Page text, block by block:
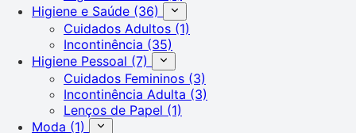
Higiene e Saúde (36)
Cuidados Adultos (1)
Incontinência (35)
Higiene Pessoal (7)
Cuidados Femininos (3)
Incontinência Adulta (3)
Lenços de Papel (1)
Moda (1)